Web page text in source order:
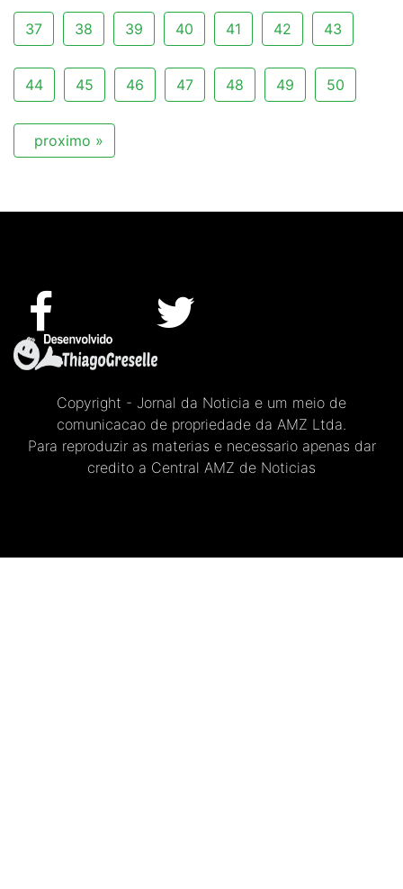
37 38 39 40 41 42 43
44 45 46 47 48 49 50
proximo »
Copyright - Jornal da Noticia e um meio de
comunicacao de propriedade da AMZ Ltda.
Para reproduzir as materias e necessario apenas dar
credito a Central AMZ de Noticias